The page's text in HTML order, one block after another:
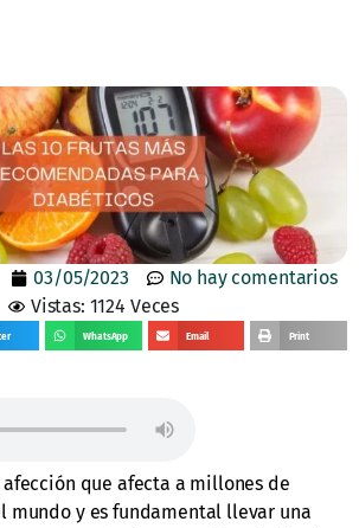
03/05/2023
No hay comentarios
Vistas: 1124 Veces
WhatsApp Email Print
que afecta a millones de
mundo y es fundamental llevar una